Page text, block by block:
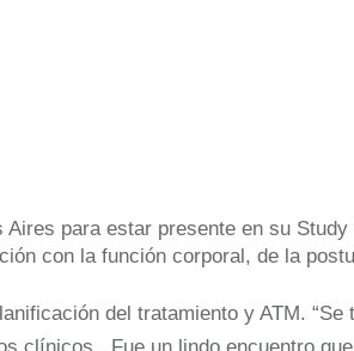
para estar presente en su Study
con la función corporal, de la
del tratamiento y ATM.